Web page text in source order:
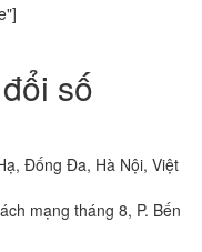
số
Đống Đa, Hà Nội, Việt
mạng tháng 8, P. Bến